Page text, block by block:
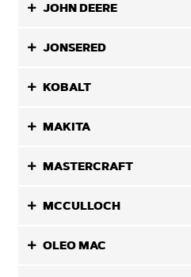
JOHN DEERE
JONSERED
KOBALT
MAKITA
MASTERCRAFT
MCCULLOCH
OLEO MAC